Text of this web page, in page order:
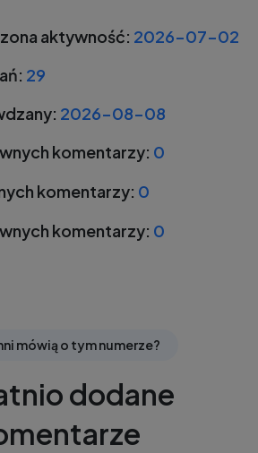
aktywność: 2026-07-02
29
2026-08-08
komentarzy: 0
komentarzy: 0
komentarzy: 0
mówią o tym numerze?
dodane